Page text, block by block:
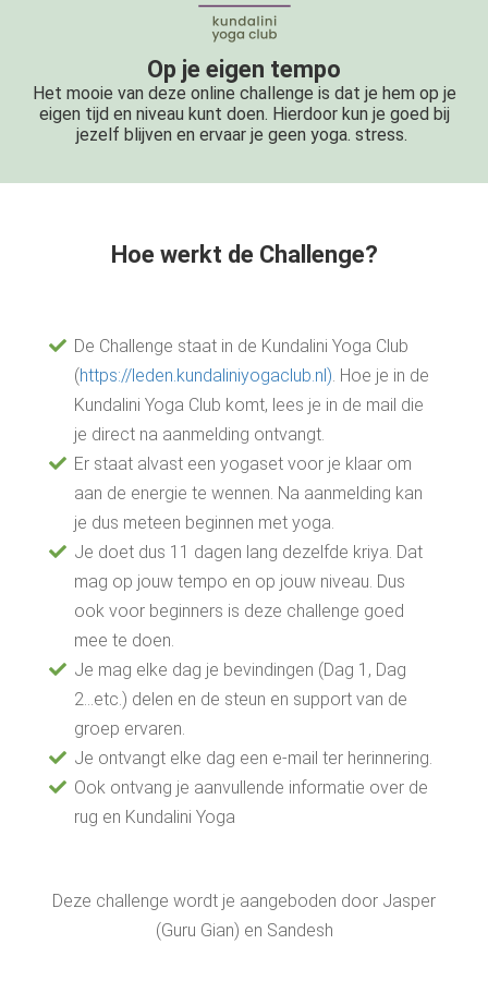
Op je eigen tempo
Het mooie van deze online challenge is dat je hem op je
eigen tijd en niveau kunt doen. Hierdoor kun je goed bij
jezelf blijven en ervaar je geen yoga. stress.
Hoe werkt de Challenge?
De Challenge staat in de Kundalini Yoga Club
(https://leden.kundaliniyogaclub.nl). Hoe je in de
Kundalini Yoga Club komt, lees je in de mail die
je direct na aanmelding ontvangt.
Er staat alvast een yogaset voor je klaar om
aan de energie te wennen. Na aanmelding kan
je dus meteen beginnen met yoga.
Je doet dus 11 dagen lang dezelfde kriya. Dat
mag op jouw tempo en op jouw niveau. Dus
ook voor beginners is deze challenge goed
mee te doen.
Je mag elke dag je bevindingen (Dag 1, Dag
2...etc.) delen en de steun en support van de
groep ervaren.
Je ontvangt elke dag een e-mail ter herinnering.
Ook ontvang je aanvullende informatie over de
rug en Kundalini Yoga
Deze challenge wordt je aangeboden door Jasper
(Guru Gian) en Sandesh